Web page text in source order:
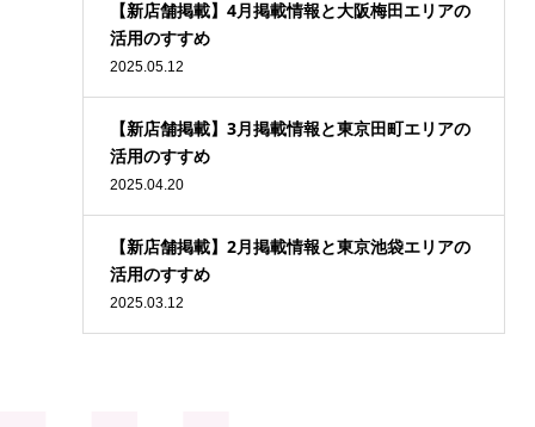
【新店舗掲載】4月掲載情報と大阪梅田エリアの
活用のすすめ
2025.05.12
【新店舗掲載】3月掲載情報と東京田町エリアの
活用のすすめ
2025.04.20
【新店舗掲載】2月掲載情報と東京池袋エリアの
活用のすすめ
2025.03.12